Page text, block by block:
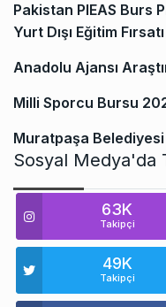
Pakistan PIEAS Burs
Yurt Dışı Eğitim Fırsatı
Anadolu Ajansı
Milli Sporcu Bursu
Muratpaşa Belediyesi
Sosyal Medya'da
63K
Takipçi
49K
Takipçi